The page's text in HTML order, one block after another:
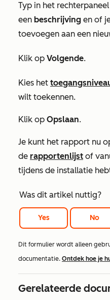
Typ in het
een beschrijving en of
toevoegen aan een
Klik op Volgende.
Kies het
wilt toekennen.
Klik op Opslaan.
Je kunt het rapport nu
de rapportenlijst of
tijdens de installatie
Was dit artikel nuttig?
Yes No
Dit formulier wordt alleen
documentatie. Ontdek hoe je
Gerelateerde